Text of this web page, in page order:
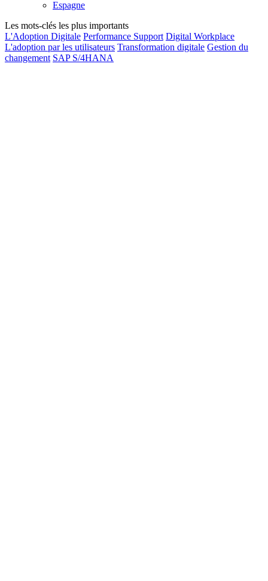
Espagne
Les mots-clés les plus importants
L'Adoption Digitale Performance Support Digital Workplace
L'adoption par les utilisateurs Transformation digitale Gestion du
changement SAP S/4HANA